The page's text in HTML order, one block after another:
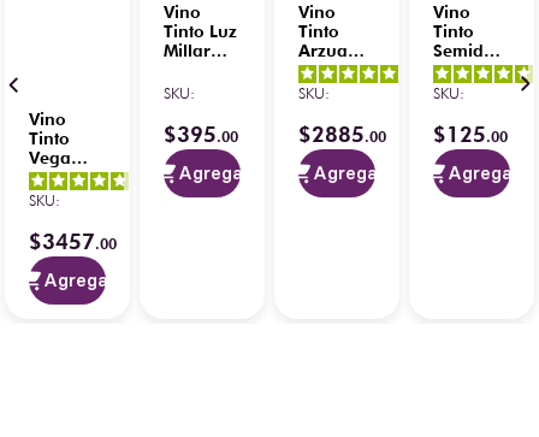
Vino
Tinto
Vega
Sicilia
Alión
Ribera
del
Duero
750 ml
4.8 / 5-
SKU:
$3457.00
Agregar
Vino
Tinto Luz
Millar
Tempranillo
SKU:
$395.00
Agregar
Vino
Tinto
Arzuaga
Reserva
Especial
del
Duero
750 ml
5/5-
opiniones
SKU:
$2885.00
Agregar
Vino
Tinto
Semidulce
Cuatro
Soles
Joven
Afrutado
750 ml
SKU:
$125.00
Agregar